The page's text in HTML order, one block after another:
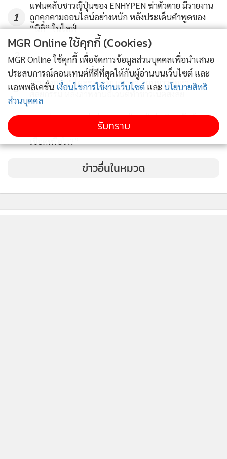
1
แฟนคลับชาวญี่ปุ่นของ ENHYPEN ฆ่าตัวตาย มีรายงาน
ถูกคุกคามออนไลน์อย่างหนัก หลังประเด็นคำพูดของ
“นิกิ” ในไลฟ์
2
3
"จางดงกอน" โผล่ช่องยูทูบภรรยา สยบข่าวลือทำ
ศัลยกรรม หลังภาพงานอีเวนต์ทำชาวเน็ตสงสัย
ดาราฮ่องกงแฉหนุ่มรุ่นลูกลวงรัก หวังตุ๋นเงินหลักล้าน แต่
รู้ทัน สวนกลับ “คิดว่าพี่อยู่มา 61 ปีแล้วจะเป็นหมูรอ
ข่าวอื่นในหมวด
MGR Online ใช้คุกกี้ (Cookies)
MGR Online ใช้คุกกี้ เพื่อจัดการข้อมูลส่วนบุคคลเพื่อนำเสนอ
ประสบการณ์คอนเทนต์ที่ดีที่สุดให้กับผู้อ่านบนเว็บไซต์ และ
แอพพลิเคชั่น เงื่อนไขการใช้งานเว็บไซต์ และ นโยบายสิทธิ
ส่วนบุคคล
รับทราบ